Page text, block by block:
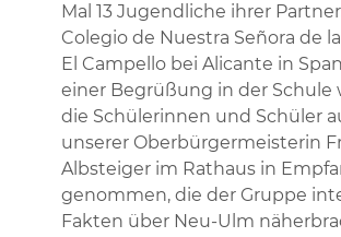
Mal 13 Jugendliche ihrer
Colegio de Nuestra Señora de
El Campello bei Alicante in
einer Begrüßung in der Schule
die Schülerinnen und Schüler
unserer Oberbürgermeisterin
Albsteiger im Rathaus in
genommen, die der Gruppe
Fakten über Neu-Ulm